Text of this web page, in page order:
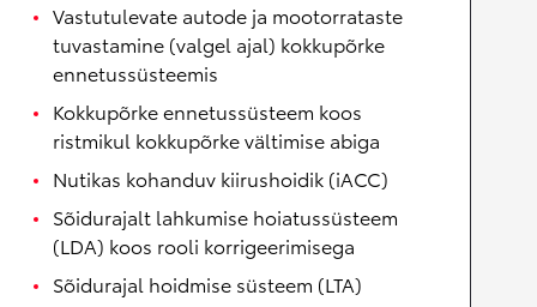
Vastutulevate autode ja mootorrataste
tuvastamine (valgel ajal) kokkupõrke
ennetussüsteemis
Kokkupõrke ennetussüsteem koos
ristmikul kokkupõrke vältimise abiga
Nutikas kohanduv kiirushoidik (iACC)
Sõidurajalt lahkumise hoiatussüsteem
(LDA) koos rooli korrigeerimisega
Sõidurajal hoidmise süsteem (LTA)